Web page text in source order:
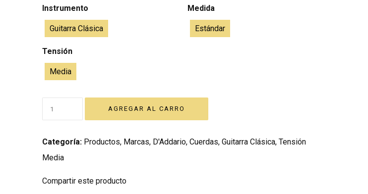
Instrumento
Guitarra Clásica
Medida
Estándar
Tensión
Media
Categoría: Productos, Marcas, D'Addario, Cuerdas, Guitarra Clásica, Tensión
Media
Compartir este producto